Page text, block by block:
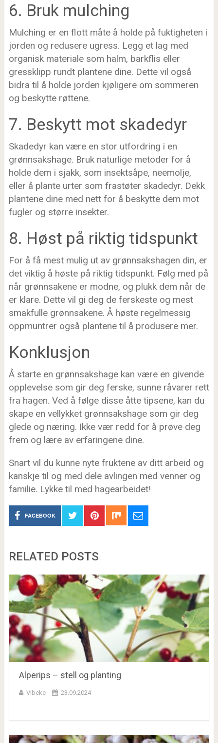
6. Bruk mulching
Mulching er en flott måte å holde på fuktigheten i
jorden og redusere ugress. Legg et lag med
organisk materiale som halm, barkflis eller
gressklipp rundt plantene dine. Dette vil også
bidra til å holde jorden kjøligere om sommeren
og beskytte røttene.
7. Beskytt mot skadedyr
Skadedyr kan være en stor utfordring i en
grønnsakshage. Bruk naturlige metoder for å
holde dem i sjakk, som insektsåpe, neemolje,
eller å plante urter som frastøter skadedyr. Dekk
plantene dine med nett for å beskytte dem mot
fugler og større insekter.
8. Høst på riktig tidspunkt
For å få mest mulig ut av grønnsakshagen din, er
det viktig å høste på riktig tidspunkt. Følg med på
når grønnsakene er modne, og plukk dem når de
er klare. Dette vil gi deg de ferskeste og mest
smakfulle grønnsakene. Å høste regelmessig
oppmuntrer også plantene til å produsere mer.
Konklusjon
Å starte en grønnsakshage kan være en givende
opplevelse som gir deg ferske, sunne råvarer rett
fra hagen. Ved å følge disse åtte tipsene, kan du
skape en vellykket grønnsakshage som gir deg
glede og næring. Ikke vær redd for å prøve deg
frem og lære av erfaringene dine.
Snart vil du kunne nyte fruktene av ditt arbeid og
kanskje til og med dele avlingen med venner og
familie. Lykke til med hagearbeidet!
FACEBOOK
RELATED POSTS
Alperips – stell og planting
Vibeke 23.09.2024